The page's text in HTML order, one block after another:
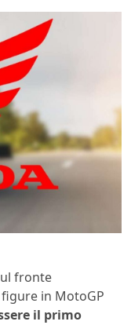
fronte
in MotoGP
il primo